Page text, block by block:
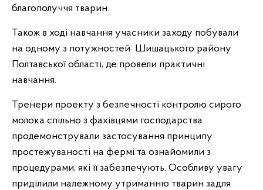
благополуччя тварин.
Також в ході навчання учасники заходу побували
на одному з потужностей Шишацького району
Полтавської області, де провели практичні
навчання.
Тренери проекту з безпечності контролю сирого
молока спільно з фахівцями господарства
продемонстрували застосування принципу
простежуваності на фермі та ознайомили з
процедурами, які її забезпечують. Особливу увагу
приділили належному утриманню тварин задля